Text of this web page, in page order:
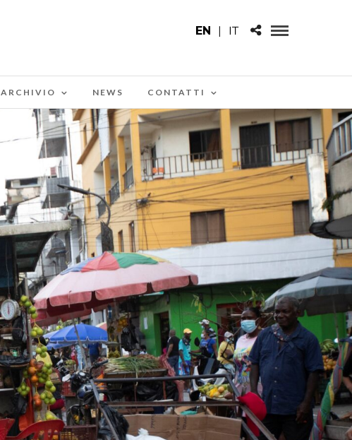
EN | IT
ARCHIVIO NEWS CONTATTI